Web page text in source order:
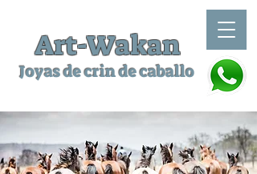
Art-Wakan
Joyas de crin de caballo